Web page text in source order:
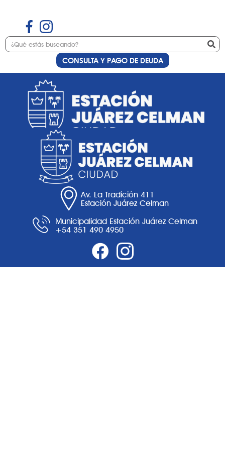
CONSULTA Y PAGO DE DEUDA
Etiqueta:uñas
Av. La Tradición 411
Estación Juárez Celman
Municipalidad Estación Juárez Celman
+54 351 490 4950